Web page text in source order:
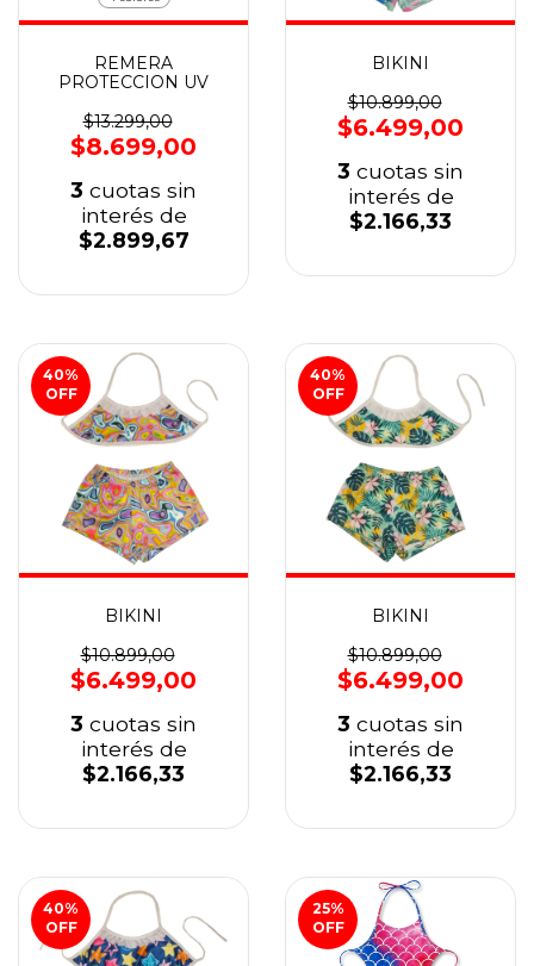
REMERA
PROTECCION UV
$13.299,00
$8.699,00
3 cuotas sin
interés de
$2.899,67
BIKINI
$10.899,00
$6.499,00
3 cuotas sin
interés de
$2.166,33
40%
OFF
BIKINI
$10.899,00
$6.499,00
3 cuotas sin
interés de
$2.166,33
40%
OFF
BIKINI
$10.899,00
$6.499,00
3 cuotas sin
interés de
$2.166,33
40%
OFF
25%
OFF